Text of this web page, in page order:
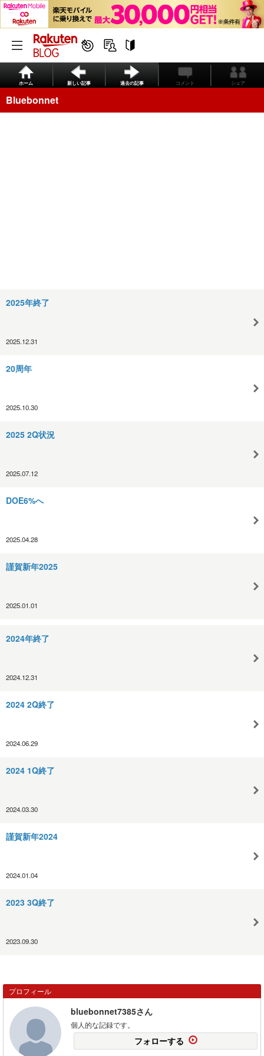
ホーム 新しい記事 過去の記事 コメント シェア
Bluebonnet
2025年終了
2025.12.31
20周年
2025.10.30
2025 2Q状況
2025.07.12
DOE6%へ
2025.04.28
謹賀新年2025
2025.01.01
2024年終了
2024.12.31
2024 2Q終了
2024.06.29
2024 1Q終了
2024.03.30
謹賀新年2024
2024.01.04
2023 3Q終了
2023.09.30
プロフィール
bluebonnet7385さん
個人的な記録です。
フォローする